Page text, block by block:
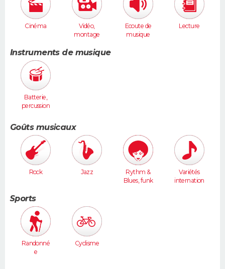
Cinéma
Vidéo,
montage
Ecoute de
musique
Lecture
Instruments de musique
Batterie,
percussion
Goûts musicaux
Rock Jazz
Rythm &
Blues, funk
Variétés
internation
Sports
Randonné
e
Cyclisme